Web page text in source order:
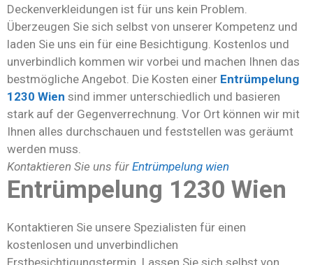
Deckenverkleidungen ist für uns kein Problem.
Überzeugen Sie sich selbst von unserer Kompetenz und
laden Sie uns ein für eine Besichtigung. Kostenlos und
unverbindlich kommen wir vorbei und machen Ihnen das
bestmögliche Angebot. Die Kosten einer Entrümpelung
1230 Wien sind immer unterschiedlich und basieren
stark auf der Gegenverrechnung. Vor Ort können wir mit
Ihnen alles durchschauen und feststellen was geräumt
werden muss.
Kontaktieren Sie uns für Entrümpelung wien
Entrümpelung 1230 Wien
Kontaktieren Sie unsere Spezialisten für einen
kostenlosen und unverbindlichen